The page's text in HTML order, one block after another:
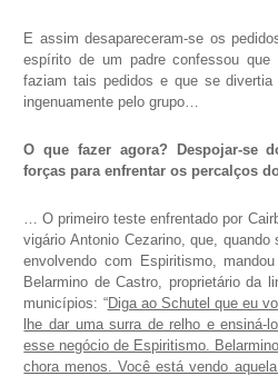
E assim desapareceram-se os
espírito de um padre confessou que
faziam tais pedidos e que se
ingenuamente pelo grupo…
O que fazer agora? Despojar-se
forças para enfrentar os percalços
… O primeiro teste enfrentado por
vigário Antonio Cezarino, que, quando
envolvendo com Espiritismo,
Belarmino de Castro, proprietário da
municípios: “Diga ao Schutel que eu
lhe dar uma surra de relho e
esse negócio de Espiritismo.
chora menos. Você está vendo